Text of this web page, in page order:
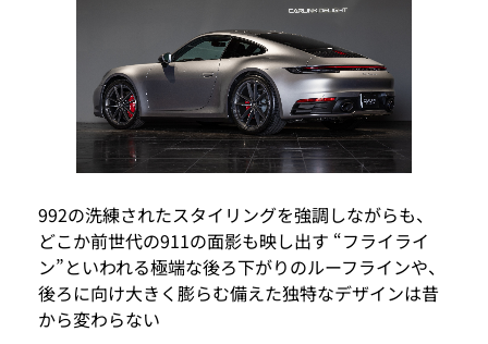
992の洗練されたスタイリングを強調しながらも、
どこか前世代の911の面影も映し出す “フライライ
ン”といわれる極端な後ろ下がりのルーフラインや、
後ろに向け大きく膨らむ備えた独特なデザインは昔
から変わらない